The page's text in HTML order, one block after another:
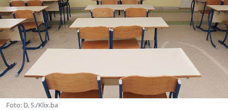
Foto: D. S./Klix.ba